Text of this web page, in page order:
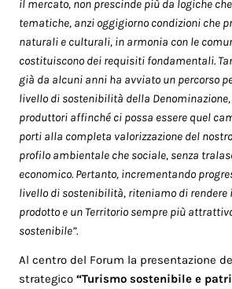
il mercato, non prescinde più da logiche
tematiche, anzi oggigiorno condizioni che
naturali e culturali, in armonia con le
costituiscono dei requisiti fondamentali.
già da alcuni anni ha avviato un percorso
livello di sostenibilità della
produttori affinché ci possa essere quel
porti alla completa valorizzazione del
profilo ambientale che sociale, senza
economico. Pertanto, incrementando
livello di sostenibilità, riteniamo di rendere
prodotto e un Territorio sempre più
sostenibile”.
Al centro del Forum la presentazione
strategico“Turismo sostenibile e